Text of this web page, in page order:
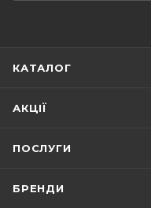
КАТАЛОГ
АКЦІЇ
ПОСЛУГИ
БРЕНДИ